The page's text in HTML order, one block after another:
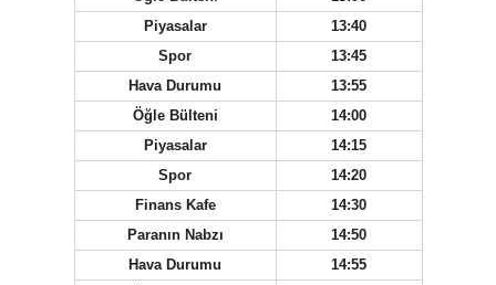
Piyasalar
13:40
Spor
13:45
Hava Durumu
13:55
Öğle Bülteni
14:00
Piyasalar
14:15
Spor
14:20
Finans Kafe
14:30
Paranın Nabzı
14:50
Hava Durumu
14:55